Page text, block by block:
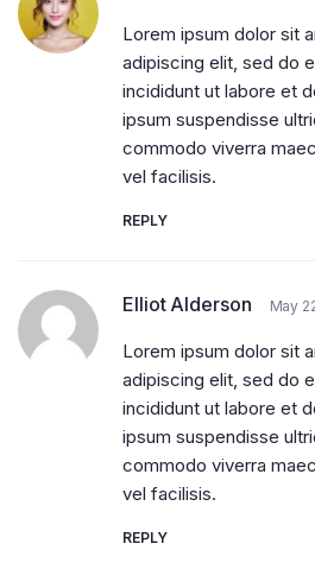
Lorem ipsum dolor sit
adipiscing elit, sed do
incididunt ut labore et
ipsum suspendisse
commodo viverra
vel facilisis.
REPLY
Elliot Alderson May
Lorem ipsum dolor sit
adipiscing elit, sed do
incididunt ut labore et
ipsum suspendisse
commodo viverra
vel facilisis.
REPLY